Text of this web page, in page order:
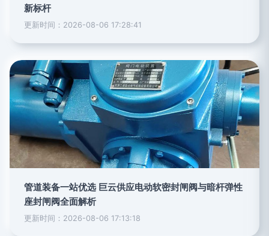
新标杆
更新时间：2026-08-06 17:28:41
管道装备一站优选 巨云供应电动软密封闸阀与暗杆弹性
座封闸阀全面解析
更新时间：2026-08-06 17:13:18